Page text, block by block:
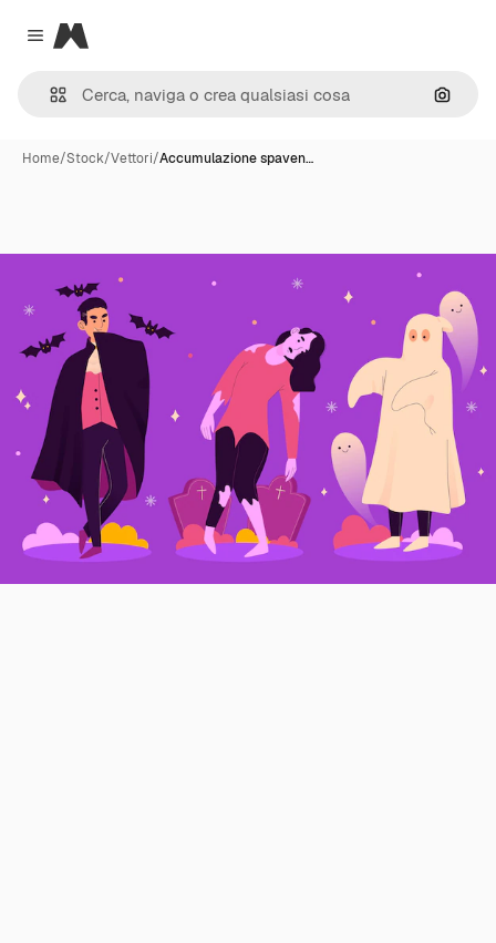
Close menu
Magnific
Cerca
Home/Stock/Vettori/Accumulazione spaven…